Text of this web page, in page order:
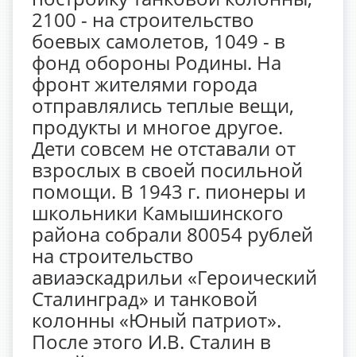
2100 - на строительство
боевых самолетов, 1049 - в
фонд обороны Родины. На
фронт жителями города
отправлялись теплые вещи,
продукты и многое другое.
Дети совсем не отставали от
взрослых в своей посильной
помощи. В 1943 г. пионеры и
школьники Камышинского
района собрали 80054 рублей
на строительство
авиаэскадрильи «Героический
Сталинград» и танковой
колонны «Юный патриот».
После этого И.В. Сталин в